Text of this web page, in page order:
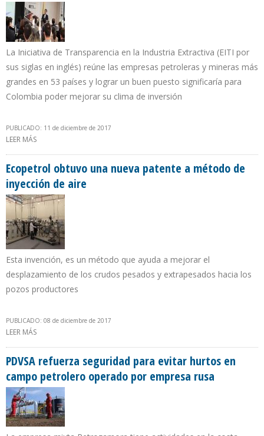
La Iniciativa de Transparencia en la Industria Extractiva (EITI por
sus siglas en inglés) reúne las empresas petroleras y mineras más
grandes en 53 países y lograr un buen puesto significaría para
Colombia poder mejorar su clima de inversión
PUBLICADO: 11 de diciembre de 2017
LEER MÁS
Ecopetrol obtuvo una nueva patente a método de
inyección de aire
Esta invención, es un método que ayuda a mejorar el
desplazamiento de los crudos pesados y extrapesados hacia los
pozos productores
PUBLICADO: 08 de diciembre de 2017
LEER MÁS
PDVSA refuerza seguridad para evitar hurtos en
campo petrolero operado por empresa rusa